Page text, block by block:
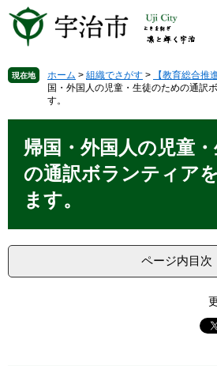
先を 現在地 ホーム > 組織でさがす > 【教育総合推
国・外国人の児童・生徒のための通訳
す。
帰国・外国人の児童
の通訳ボランティア
ます。
ページ内目次